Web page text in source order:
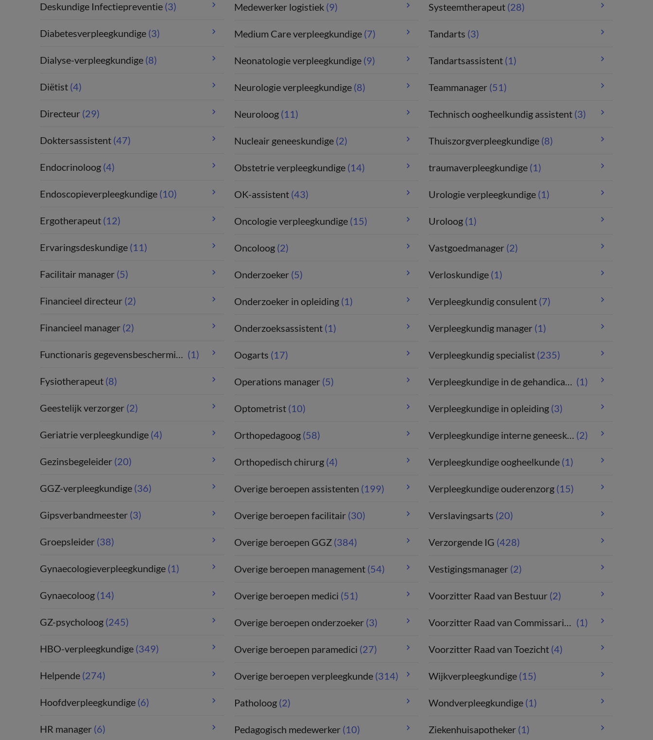
Deskundige Infectiepreventie (3)
Diabetesverpleegkundige (3)
Dialyse-verpleegkundige (8)
Diëtist (4)
Directeur (29)
Doktersassistent (47)
Endocrinoloog (4)
Endoscopieverpleegkundige (10)
Ergotherapeut (12)
Ervaringsdeskundige (11)
Facilitair manager (5)
Financieel directeur (2)
Financieel manager (2)
Functionaris gegevensbescherming (1)
Fysiotherapeut (8)
Geestelijk verzorger (2)
Geriatrie verpleegkundige (4)
Gezinsbegeleider (20)
GGZ-verpleegkundige (36)
Gipsverbandmeester (3)
Groepsleider (38)
Gynaecologieverpleegkundige (1)
Gynaecoloog (14)
GZ-psycholoog (245)
HBO-verpleegkundige (349)
Helpende (274)
Hoofdverpleegkundige (6)
HR manager (6)
Medewerker logistiek (9)
Medium Care verpleegkundige (7)
Neonatologie verpleegkundige (9)
Neurologie verpleegkundige (8)
Neuroloog (11)
Nucleair geneeskundige (2)
Obstetrie verpleegkundige (14)
OK-assistent (43)
Oncologie verpleegkundige (15)
Oncoloog (2)
Onderzoeker (5)
Onderzoeker in opleiding (1)
Onderzoeksassistent (1)
Oogarts (17)
Operations manager (5)
Optometrist (10)
Orthopedagoog (58)
Orthopedisch chirurg (4)
Overige beroepen assistenten (199)
Overige beroepen facilitair (30)
Overige beroepen GGZ (384)
Overige beroepen management (54)
Overige beroepen medici (51)
Overige beroepen onderzoeker (3)
Overige beroepen paramedici (27)
Overige beroepen verpleegkunde (314)
Patholoog (2)
Pedagogisch medewerker (10)
Systeemtherapeut (28)
Tandarts (3)
Tandartsassistent (1)
Teammanager (51)
Technisch oogheelkundig assistent (3)
Thuiszorgverpleegkundige (8)
traumaverpleegkundige (1)
Urologie verpleegkundige (1)
Uroloog (1)
Vastgoedmanager (2)
Verloskundige (1)
Verpleegkundig consulent (7)
Verpleegkundig manager (1)
Verpleegkundig specialist (235)
Verpleegkundige in de gehandicaptenzorg
(1)
Verpleegkundige in opleiding (3)
Verpleegkundige interne geneeskunde
(2)
Verpleegkundige oogheelkunde (1)
Verpleegkundige ouderenzorg (15)
Verslavingsarts (20)
Verzorgende IG (428)
Vestigingsmanager (2)
Voorzitter Raad van Bestuur (2)
Voorzitter Raad van Commissarissen(1)
Voorzitter Raad van Toezicht (4)
Wijkverpleegkundige (15)
Wondverpleegkundige (1)
Ziekenhuisapotheker (1)